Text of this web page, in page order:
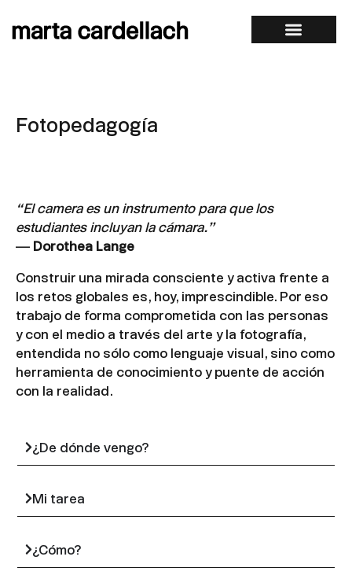
Fotopedagogía
“El camera es un instrumento para que los
estudiantes incluyan la cámara.”
— Dorothea Lange
Construir una mirada consciente y activa frente a
los retos globales es, hoy, imprescindible. Por eso
trabajo de forma comprometida con las personas
y con el medio a través del arte y la fotografía,
entendida no sólo como lenguaje visual, sino como
herramienta de conocimiento y puente de acción
con la realidad.
¿De dónde vengo?
Mi tarea
¿Cómo?